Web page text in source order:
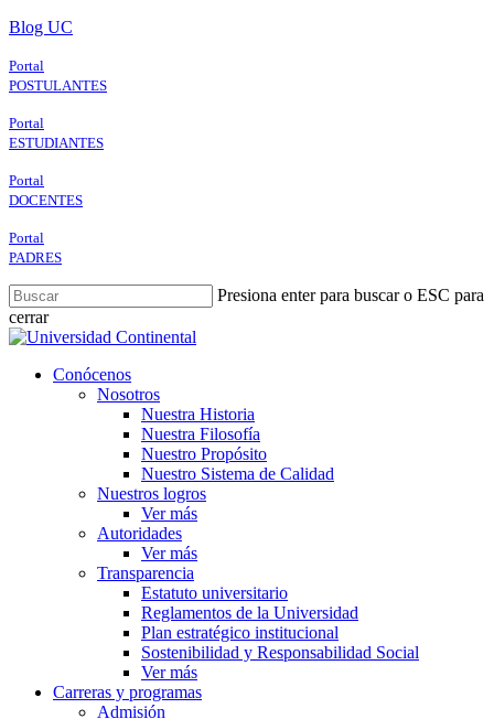
Skip
main
content
Blog UC
Portal
POSTULANTES
Portal
ESTUDIANTES
Portal
DOCENTES
Portal
PADRES
Presiona enter para buscar o ESC para
cerrar
Close
search
Menu
Conócenos
Nosotros
Nuestra Historia
Nuestra Filosofía
Nuestro Propósito
Nuestro Sistema de Calidad
Nuestros logros
Ver más
Autoridades
Ver más
Transparencia
Estatuto universitario
Reglamentos de la Universidad
Plan estratégico institucional
Sostenibilidad y Responsabilidad Social
Ver más
Carreras y programas
Admisión